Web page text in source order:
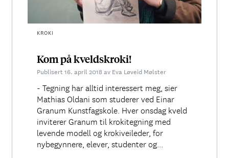
KROKI
Kom på kveldskroki!
Publisert 16. april 2018 av Eva Løveid Mølster
- Tegning har alltid interessert meg, sier
Mathias Oldani som studerer ved Einar
Granum Kunstfagskole. Hver onsdag kveld
inviterer Granum til krokitegning med
levende modell og krokiveileder, for
nybegynnere, elever, studenter og...